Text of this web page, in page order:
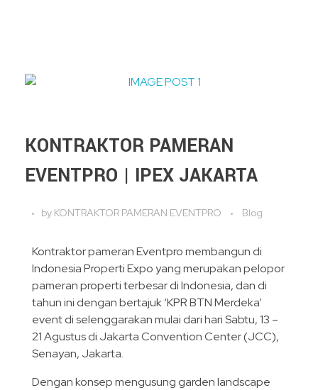
KONTRAKTOR PAMERAN
EVENTPRO | IPEX JAKARTA
by KONTRAKTOR PAMERAN EVENTPRO Blog
Kontraktor pameran Eventpro membangun di
Indonesia Properti Expo yang merupakan pelopor
pameran properti terbesar di Indonesia, dan di
tahun ini dengan bertajuk ‘KPR BTN Merdeka’
event di selenggarakan mulai dari hari Sabtu, 13 –
21 Agustus di Jakarta Convention Center (JCC),
Senayan, Jakarta.
Dengan konsep mengusung garden landscape